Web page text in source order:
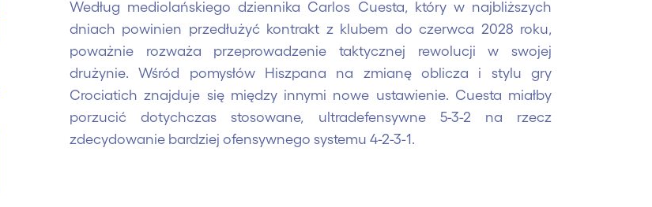
Według mediolańskiego dziennika Carlos Cuesta, który w najbliższych
dniach powinien przedłużyć kontrakt z klubem do czerwca 2028 roku,
poważnie rozważa przeprowadzenie taktycznej rewolucji w swojej
drużynie. Wśród pomysłów Hiszpana na zmianę oblicza i stylu gry
Crociatich znajduje się między innymi nowe ustawienie. Cuesta miałby
porzucić dotychczas stosowane, ultradefensywne 5-3-2 na rzecz
zdecydowanie bardziej ofensywnego systemu 4-2-3-1.